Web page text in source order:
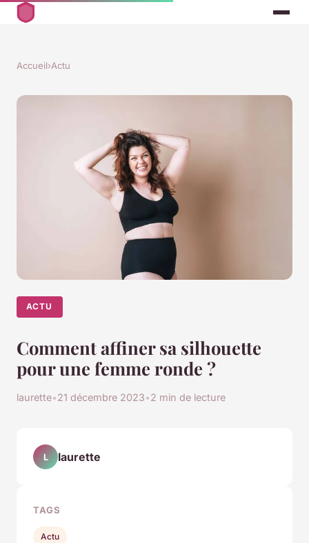
Accueil›Actu
ACTU
Comment affiner sa silhouette
pour une femme ronde ?
laurette•21 décembre 2023•2 min de lecture
L laurette
TAGS
Actu